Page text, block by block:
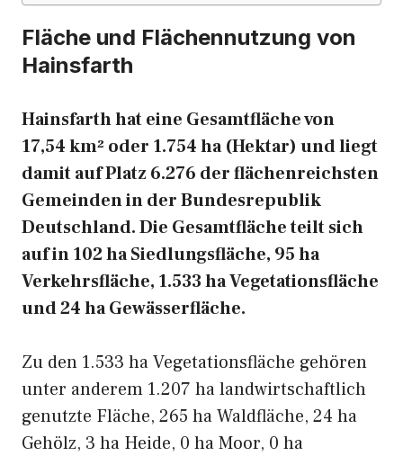
Fläche und Flächennutzung von
Hainsfarth
Hainsfarth hat eine Gesamtfläche von
17,54 km² oder 1.754 ha (Hektar) und liegt
damit auf Platz 6.276 der flächenreichsten
Gemeinden in der Bundesrepublik
Deutschland. Die Gesamtfläche teilt sich
auf in 102 ha Siedlungsfläche, 95 ha
Verkehrsfläche, 1.533 ha Vegetationsfläche
und 24 ha Gewässerfläche.
Zu den 1.533 ha Vegetationsfläche gehören
unter anderem 1.207 ha landwirtschaftlich
genutzte Fläche, 265 ha Waldfläche, 24 ha
Gehölz, 3 ha Heide, 0 ha Moor, 0 ha